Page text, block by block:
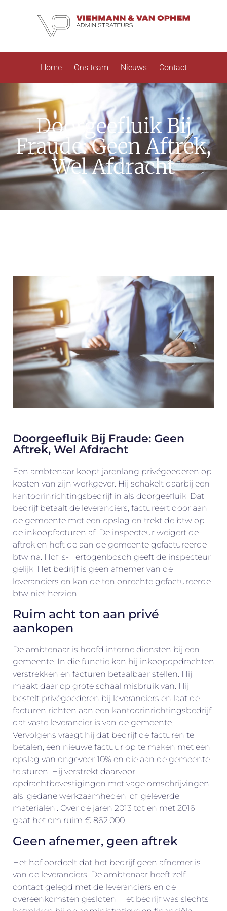
Home Ons team Nieuws Contact
Doorgeefluik Bij
Fraude: Geen Aftrek,
Wel Afdracht
Doorgeefluik Bij Fraude: Geen
Aftrek, Wel Afdracht
Een ambtenaar koopt jarenlang privégoederen op
kosten van zijn werkgever. Hij schakelt daarbij een
kantoorinrichtingsbedrijf in als doorgeefluik. Dat
bedrijf betaalt de leveranciers, factureert door aan
de gemeente met een opslag en trekt de btw op
de inkoopfacturen af. De inspecteur weigert de
aftrek en heft de aan de gemeente gefactureerde
btw na. Hof 's-Hertogenbosch geeft de inspecteur
gelijk. Het bedrijf is geen afnemer van de
leveranciers en kan de ten onrechte gefactureerde
btw niet herzien.
Ruim acht ton aan privé
aankopen
De ambtenaar is hoofd interne diensten bij een
gemeente. In die functie kan hij inkoopopdrachten
verstrekken en facturen betaalbaar stellen. Hij
maakt daar op grote schaal misbruik van. Hij
bestelt privégoederen bij leveranciers en laat de
facturen richten aan een kantoorinrichtingsbedrijf
dat vaste leverancier is van de gemeente.
Vervolgens vraagt hij dat bedrijf de facturen te
betalen, een nieuwe factuur op te maken met een
opslag van ongeveer 10% en die aan de gemeente
te sturen. Hij verstrekt daarvoor
opdrachtbevestigingen met vage omschrijvingen
als ‘gedane werkzaamheden’ of ‘geleverde
materialen’. Over de jaren 2013 tot en met 2016
gaat het om ruim € 862.000.
Geen afnemer, geen aftrek
Het hof oordeelt dat het bedrijf geen afnemer is
van de leveranciers. De ambtenaar heeft zelf
contact gelegd met de leveranciers en de
overeenkomsten gesloten. Het bedrijf was slechts